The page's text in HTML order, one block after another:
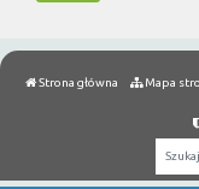
Strona główna Mapa